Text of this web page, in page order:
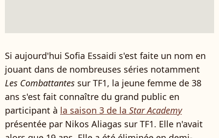
Si aujourd'hui Sofia Essaidi s'est faite un nom en
jouant dans de nombreuses séries notamment
Les Combattantes sur TF1, la jeune femme de 38
ans s'est fait connaître du grand public en
participant à la saison 3 de la Star Academy
présentée par Nikos Aliagas sur TF1. Elle n'avait